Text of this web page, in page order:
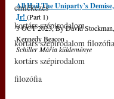
emlékezés
kortárs szépirodalom
kortárs szépirodalom filozófia
kortárs szépirodalom
filozófia
All Hail The Uniparty’s
Jr! (Part 1)
3 OCT 2023, By David
Kennedy Beacon
Schiller Mária küldeménye